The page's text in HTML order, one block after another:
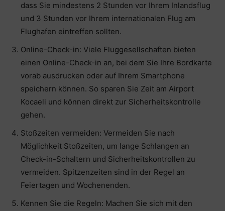
dass Sie mindestens 2 Stunden vor Ihrem Inlandsflug
und 3 Stunden vor Ihrem internationalen Flug am
Flughafen eintreffen sollten.
Online-Check-in: Viele Fluggesellschaften bieten
einen Online-Check-in an, bei dem Sie Ihre Bordkarte
vorab ausdrucken oder auf Ihrem Smartphone
speichern können. So sparen Sie Zeit am Airport
Kocaeli und können direkt zur Sicherheitskontrolle
gehen.
Stoßzeiten vermeiden: Vermeiden Sie nach
Möglichkeit Stoßzeiten, um lange Schlangen an
Check-in-Schaltern und Sicherheitskontrollen zu
vermeiden. Spitzenzeiten sind in der Regel an
Feiertagen und Wochenenden.
Kennen Sie die Regeln: Machen Sie sich mit den